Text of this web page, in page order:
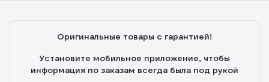
Оригинальные товары с гарантией!
Установите мобильное приложение, чтобы
информация по заказам всегда была под рукой